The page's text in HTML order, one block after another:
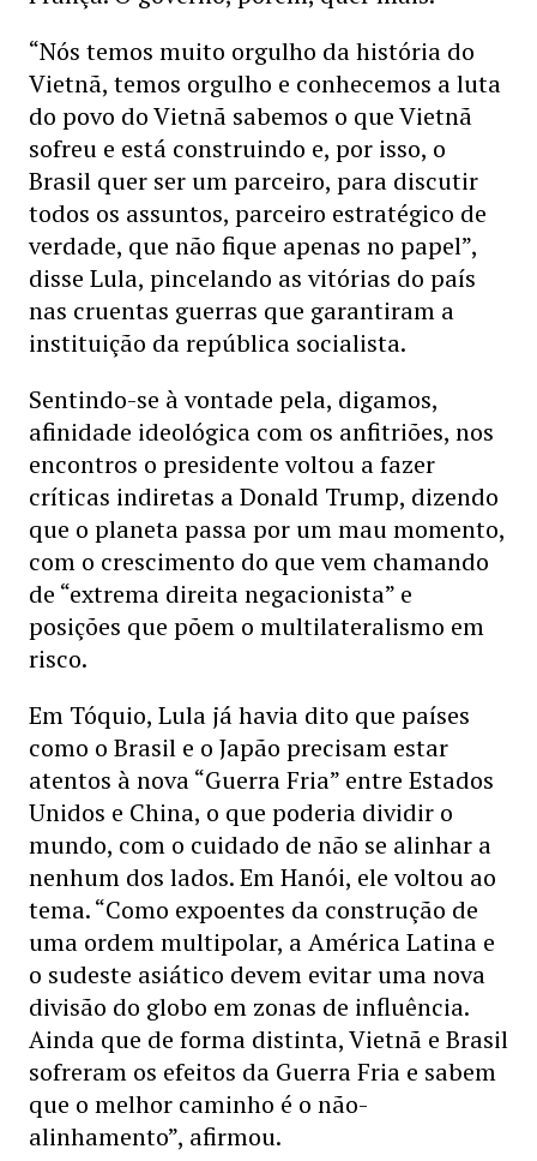
“Nós temos muito orgulho da história do
Vietnã, temos orgulho e conhecemos a luta
do povo do Vietnã sabemos o que Vietnã
sofreu e está construindo e, por isso, o
Brasil quer ser um parceiro, para discutir
todos os assuntos, parceiro estratégico de
verdade, que não fique apenas no papel”,
disse Lula, pincelando as vitórias do país
nas cruentas guerras que garantiram a
instituição da república socialista.
Sentindo-se à vontade pela, digamos,
afinidade ideológica com os anfitriões, nos
encontros o presidente voltou a fazer
críticas indiretas a Donald Trump, dizendo
que o planeta passa por um mau momento,
com o crescimento do que vem chamando
de “extrema direita negacionista” e
posições que põem o multilateralismo em
risco.
Em Tóquio, Lula já havia dito que países
como o Brasil e o Japão precisam estar
atentos à nova “Guerra Fria” entre Estados
Unidos e China, o que poderia dividir o
mundo, com o cuidado de não se alinhar a
nenhum dos lados. Em Hanói, ele voltou ao
tema. “Como expoentes da construção de
uma ordem multipolar, a América Latina e
o sudeste asiático devem evitar uma nova
divisão do globo em zonas de influência.
Ainda que de forma distinta, Vietnã e Brasil
sofreram os efeitos da Guerra Fria e sabem
que o melhor caminho é o não-
alinhamento”, afirmou.